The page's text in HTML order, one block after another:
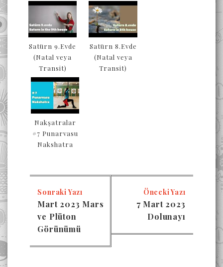
Satürn 9.Evde
(Natal veya
Transit)
Satürn 8.Evde
(Natal veya
Transit)
Nakşatralar
#7 Punarvasu
Nakshatra
Sonraki Yazı
Mart 2023 Mars
ve Plüton
Görünümü
Önceki Yazı
7 Mart 2023
Dolunayı